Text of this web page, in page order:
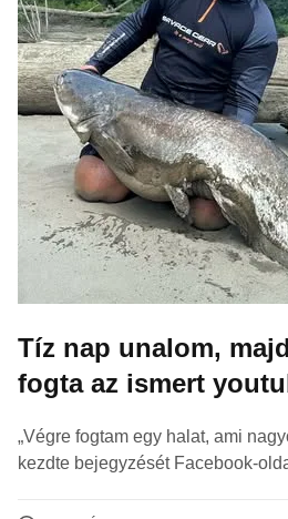
Tíz nap unalom,
fogta az ismert
„Végre fogtam egy halat, ami
kezdte bejegyzését Facebook-